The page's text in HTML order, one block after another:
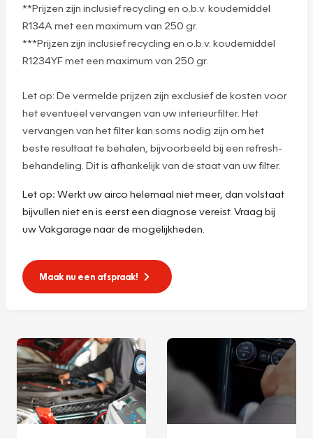
**Prijzen zijn inclusief recycling en o.b.v. koudemiddel
R134A met een maximum van 250 gr.
***Prijzen zijn inclusief recycling en o.b.v. koudemiddel
R1234YF met een maximum van 250 gr.
Let op: De vermelde prijzen zijn exclusief de kosten voor
het eventueel vervangen van uw interieurfilter. Het
vervangen van het filter kan soms nodig zijn om het
beste resultaat te behalen, bijvoorbeeld bij een refresh-
behandeling. Dit is afhankelijk van de staat van uw filter.
Let op: Werkt uw airco helemaal niet meer, dan volstaat
bijvullen niet en is eerst een diagnose vereist. Vraag bij
uw Vakgarage naar de mogelijkheden.
Maak nu een afspraak!